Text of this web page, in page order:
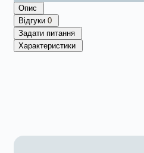
Опис
Відгуки 0
Задати питання
Характеристики